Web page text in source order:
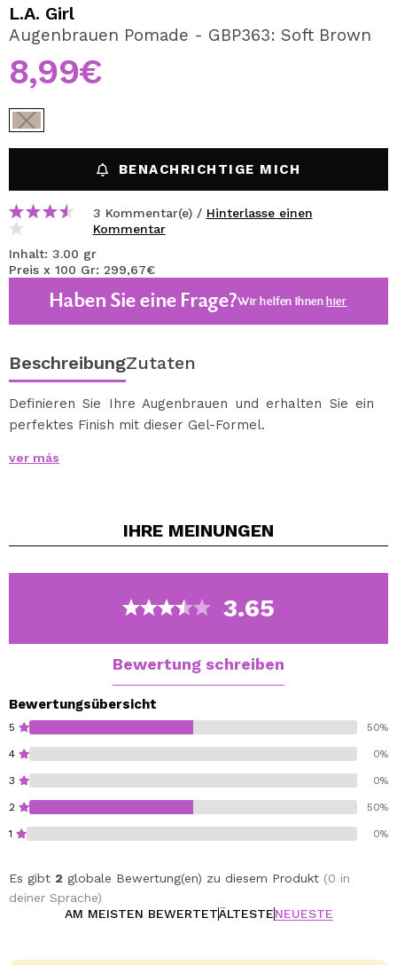
REGISTRIEREN
Durch die Erstellung eines Kontos bei Maquillalia.de
können Sie Ihre Einkäufe schnell tätigen, den Status Ihrer
einsehen.
BENUTZERKONTO ERSTELLEN
L.A. Girl
Augenbrauen Pomade - GBP363: Soft Brown
8,99€
BENACHRICHTIGE MICH
3 Kommentar(e) / Hinterlasse einen
Kommentar
Inhalt: 3.00 gr
Preis x 100 Gr: 299,67€
Haben Sie eine Frage?Wir helfen Ihnenhier
BeschreibungZutaten
Definieren Sie Ihre Augenbrauen und erhalten Sie ein
perfektes Finish mit dieser Gel-Formel.
zu passen, um perfekte Augenbrauen zu füllen, zu
Eine wasserfeste Formel, die den ganzen Tag hält.
ver más
IHRE MEINUNGEN
3.65
Bewertung schreiben
Bewertungsübersicht
5 50%
4 0%
3 0%
2 50%
1 0%
Es gibt 2 globale Bewertung(en) zu diesem Produkt (0 in
deiner Sprache)
AM MEISTEN BEWERTETÄLTESTENEUESTE